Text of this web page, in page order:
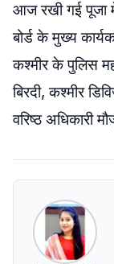
आज रखी गई पूजा
बोर्ड के मुख्य
कश्मीर के पुलिस
बिरदी, कश्मीर
वरिष्ठ अधिकारी